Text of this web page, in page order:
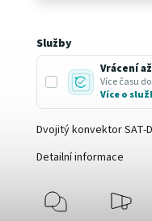
Služby
Vrácení
Více času
Více o
Dvojitý konvektor SAT-
Detailní informace